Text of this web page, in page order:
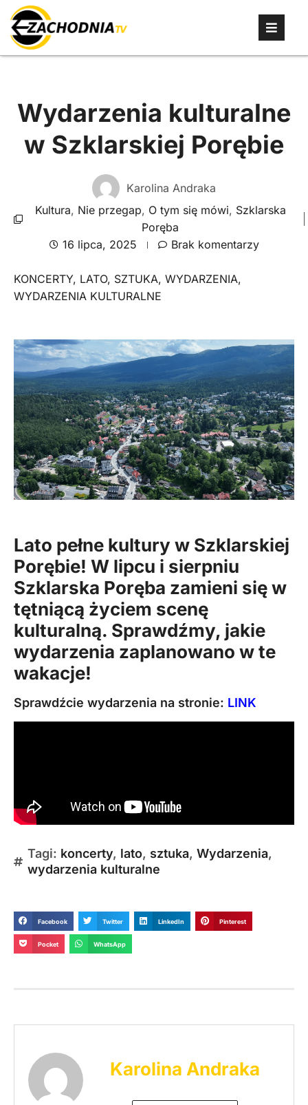
Wydarzenia kulturalne
w Szklarskiej Porębie
Karolina Andraka
Kultura, Nie przegap, O tym się mówi, Szklarska
Poręba
16 lipca, 2025
Brak komentarzy
KONCERTY, LATO, SZTUKA, WYDARZENIA,
WYDARZENIA KULTURALNE
Lato pełne kultury w Szklarskiej
Porębie! W lipcu i sierpniu
Szklarska Poręba zamieni się w
tętniącą życiem scenę
kulturalną. Sprawdźmy, jakie
wydarzenia zaplanowano w te
wakacje!
Sprawdźcie wydarzenia na stronie: LINK
Tagi: koncerty, lato, sztuka, Wydarzenia,
wydarzenia kulturalne
Facebook Twitter LinkedIn Pinterest
Pocket WhatsApp
Karolina Andraka